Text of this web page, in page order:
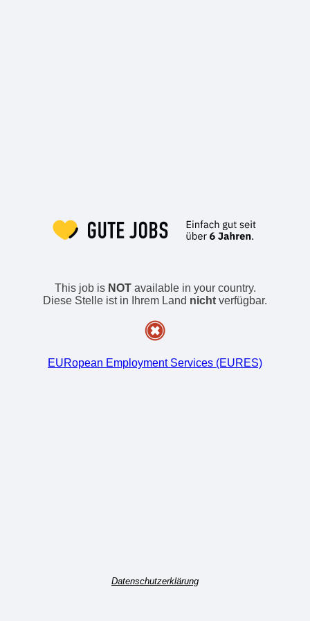
This job is NOTavailable in your country.
Diese Stelle ist in Ihrem Land nicht verfügbar.
EURopean Employment Services (EURES)
Datenschutzerklärung